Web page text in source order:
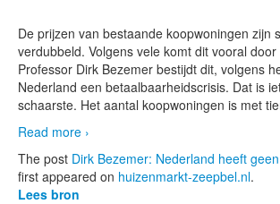
De prijzen van bestaande koopwoningen zijn
verdubbeld. Volgens vele komt dit vooral
Professor Dirk Bezemer bestijdt dit, volgens
Nederland een betaalbaarheidscrisis. Dat is
schaarste. Het aantal koopwoningen is met
Read more ›
The post Dirk Bezemer: Nederland heeft
first appeared on huizenmarkt-zeepbel.nl.
Lees bron